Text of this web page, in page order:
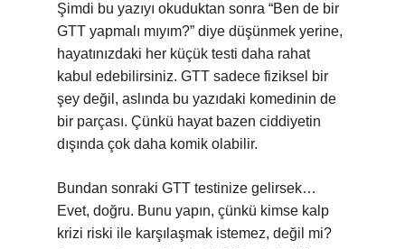
Şimdi bu yazıyı okuduktan sonra “Ben de bir
GTT yapmalı mıyım?” diye düşünmek yerine,
hayatınızdaki her küçük testi daha rahat
kabul edebilirsiniz. GTT sadece fiziksel bir
şey değil, aslında bu yazıdaki komedinin de
bir parçası. Çünkü hayat bazen ciddiyetin
dışında çok daha komik olabilir.
Bundan sonraki GTT testinize gelirsek…
Evet, doğru. Bunu yapın, çünkü kimse kalp
krizi riski ile karşılaşmak istemez, değil mi?